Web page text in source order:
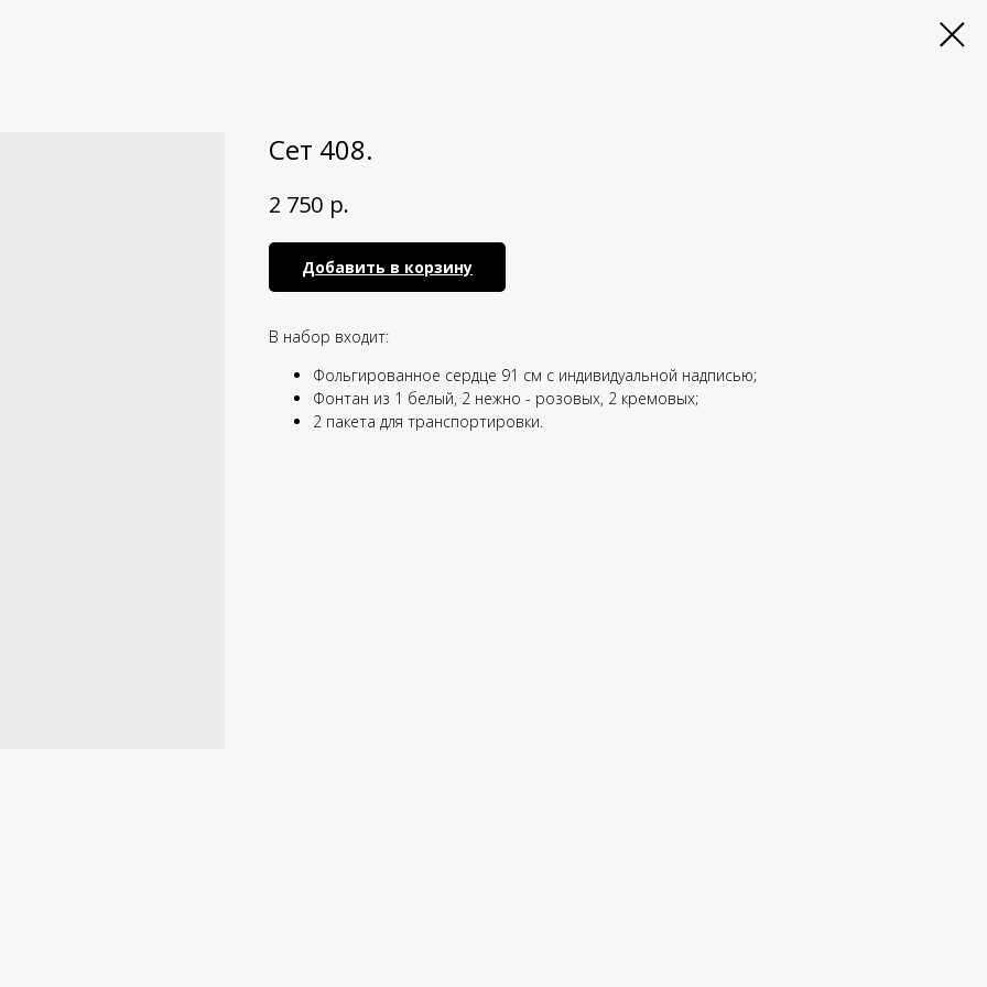
Сет 408.
2 750 р.
Добавить в корзину
В набор входит:
Фольгированное сердце 91 см с индивидуальной надписью;
Фонтан из 1 белый, 2 нежно - розовых, 2 кремовых;
2 пакета для транспортировки.